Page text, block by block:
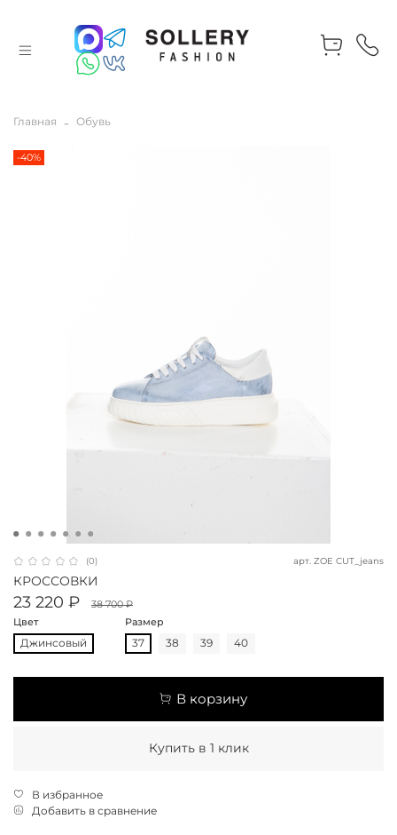
Главная Обувь
-40%
(0) арт. ZOE CUT_jeans
КРОССОВКИ
23 220 ₽
38 700 ₽
Цвет
Джинсовый
Размер
37 38 39 40
В корзину
Купить в 1 клик
В избранное
Добавить в сравнение